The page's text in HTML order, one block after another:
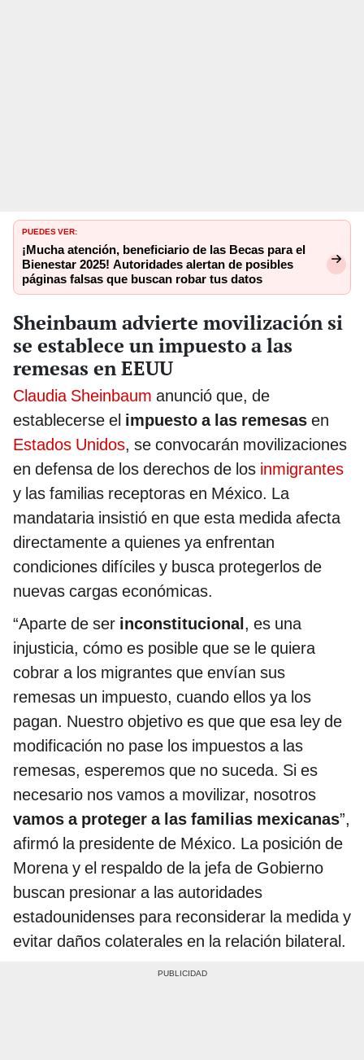
PUEDES VER:
¡Mucha atención, beneficiario de las Becas para el
Bienestar 2025! Autoridades alertan de posibles
páginas falsas que buscan robar tus datos
Sheinbaum advierte movilización si
se establece un impuesto a las
remesas en EEUU
Claudia Sheinbaum anunció que, de
establecerse el impuesto a las remesas en
Estados Unidos, se convocarán movilizaciones
en defensa de los derechos de los inmigrantes
y las familias receptoras en México. La
mandataria insistió en que esta medida afecta
directamente a quienes ya enfrentan
condiciones difíciles y busca protegerlos de
nuevas cargas económicas.
“Aparte de ser inconstitucional, es una
injusticia, cómo es posible que se le quiera
cobrar a los migrantes que envían sus
remesas un impuesto, cuando ellos ya los
pagan. Nuestro objetivo es que que esa ley de
modificación no pase los impuestos a las
remesas, esperemos que no suceda. Si es
necesario nos vamos a movilizar, nosotros
vamos a proteger a las familias mexicanas”,
afirmó la presidente de México. La posición de
Morena y el respaldo de la jefa de Gobierno
buscan presionar a las autoridades
estadounidenses para reconsiderar la medida y
evitar daños colaterales en la relación bilateral.